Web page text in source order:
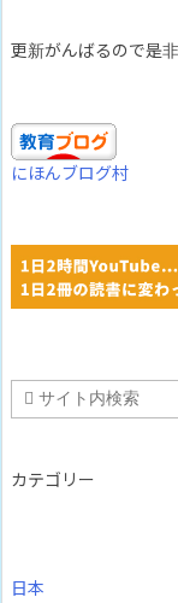
更新がんばるので是
にほんブログ村
カテゴリー
日本